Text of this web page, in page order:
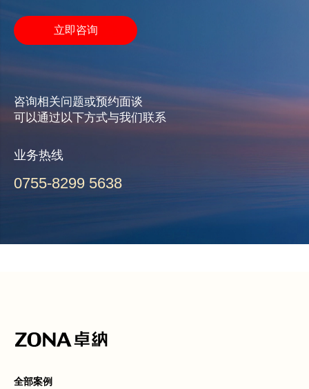
立即咨询
咨询相关问题或预约面谈
可以通过以下方式与我们联系
业务热线
0755-8299 5638
全部案例